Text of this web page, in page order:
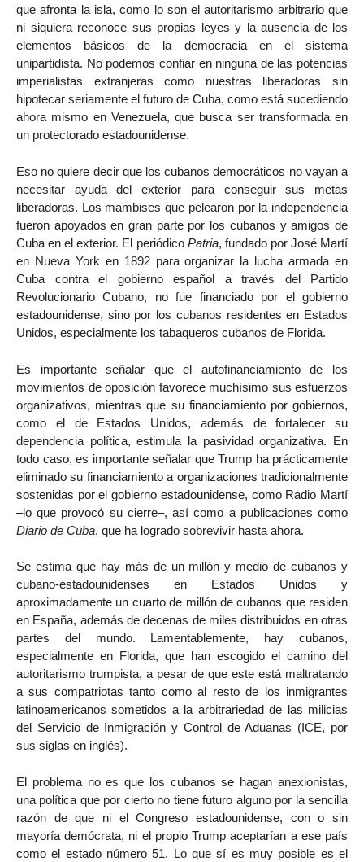
que afronta la isla, como lo son el autoritarismo arbitrario que
ni siquiera reconoce sus propias leyes y la ausencia de los
elementos básicos de la democracia en el sistema
unipartidista. No podemos confiar en ninguna de las potencias
imperialistas extranjeras como nuestras liberadoras sin
hipotecar seriamente el futuro de Cuba, como está sucediendo
ahora mismo en Venezuela, que busca ser transformada en
un protectorado estadounidense.
Eso no quiere decir que los cubanos democráticos no vayan a
necesitar ayuda del exterior para conseguir sus metas
liberadoras. Los mambises que pelearon por la independencia
fueron apoyados en gran parte por los cubanos y amigos de
Cuba en el exterior. El periódico Patria, fundado por José Martí
en Nueva York en 1892 para organizar la lucha armada en
Cuba contra el gobierno español a través del Partido
Revolucionario Cubano, no fue financiado por el gobierno
estadounidense, sino por los cubanos residentes en Estados
Unidos, especialmente los tabaqueros cubanos de Florida.
Es importante señalar que el autofinanciamiento de los
movimientos de oposición favorece muchísimo sus esfuerzos
organizativos, mientras que su financiamiento por gobiernos,
como el de Estados Unidos, además de fortalecer su
dependencia política, estimula la pasividad organizativa. En
todo caso, es importante señalar que Trump ha prácticamente
eliminado su financiamiento a organizaciones tradicionalmente
sostenidas por el gobierno estadounidense, como Radio Martí
–lo que provocó su cierre–, así como a publicaciones como
Diario de Cuba, que ha logrado sobrevivir hasta ahora.
Se estima que hay más de un millón y medio de cubanos y
cubano-estadounidenses en Estados Unidos y
aproximadamente un cuarto de millón de cubanos que residen
en España, además de decenas de miles distribuidos en otras
partes del mundo. Lamentablemente, hay cubanos,
especialmente en Florida, que han escogido el camino del
autoritarismo trumpista, a pesar de que este está maltratando
a sus compatriotas tanto como al resto de los inmigrantes
latinoamericanos sometidos a la arbitrariedad de las milicias
del Servicio de Inmigración y Control de Aduanas (ICE, por
sus siglas en inglés).
El problema no es que los cubanos se hagan anexionistas,
una política que por cierto no tiene futuro alguno por la sencilla
razón de que ni el Congreso estadounidense, con o sin
mayoría demócrata, ni el propio Trump aceptarían a ese país
como el estado número 51. Lo que sí es muy posible es el